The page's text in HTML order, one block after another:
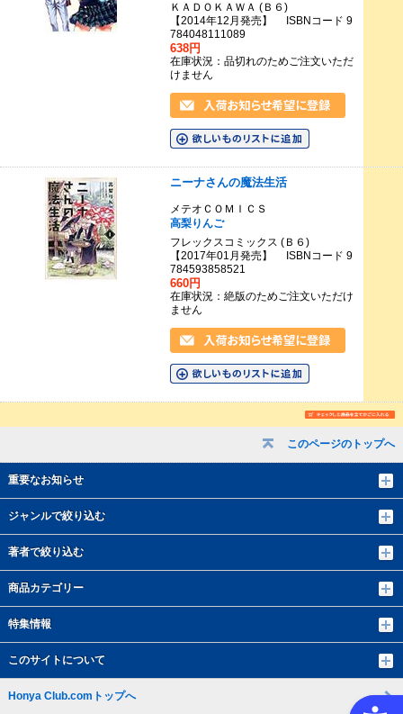
このページのトップへ
重要なお知らせ
ジャンルで絞り込む
著者で絞り込む
商品カテゴリー
特集情報
このサイトについて
ＫＡＤＯＫＡＷＡ (Ｂ６)
【2014年12月発売】 ISBNコード 9
784048111089
638円
在庫状況：品切れのためご注文いただ
けません
ニーナさんの魔法生活
メテオＣＯＭＩＣＳ
高梨りんご
フレックスコミックス (Ｂ６)
【2017年01月発売】 ISBNコード 9
784593858521
660円
在庫状況：絶版のためご注文いただけ
ません
Honya Club.comトップへ